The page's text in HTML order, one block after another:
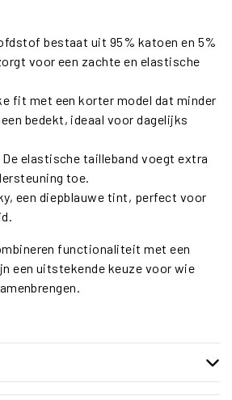
bestaat uit 95% katoen en 5%
voor een zachte en elastische
fit met een korter model dat minder
bedekt, ideaal voor dagelijks
De elastische tailleband voegt extra
toe.
een diepblauwe tint, perfect voor
functionaliteit met een
een uitstekende keuze voor wie